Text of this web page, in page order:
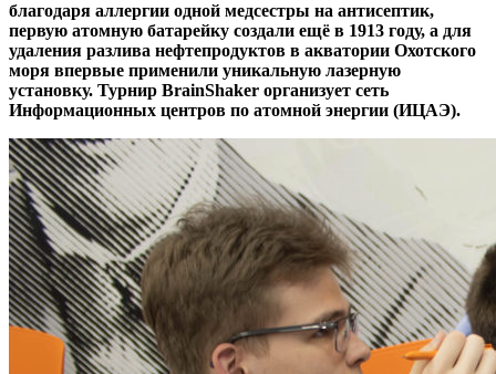
благодаря аллергии одной медсестры на антисептик,
первую атомную батарейку создали ещё в 1913 году, а для
удаления разлива нефтепродуктов в акватории Охотского
моря впервые применили уникальную лазерную
установку. Турнир BrainShaker организует сеть
Информационных центров по атомной энергии (ИЦАЭ).